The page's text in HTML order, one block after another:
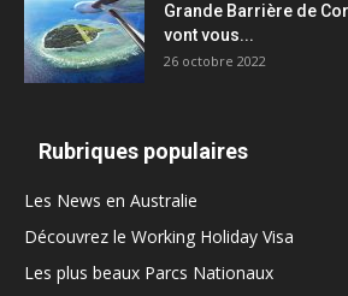
Grande Barrière de
vont vous...
26 octobre 2022
Rubriques populaires
Les News en Australie
Découvrez le Working Holiday Visa
Les plus beaux Parcs Nationaux